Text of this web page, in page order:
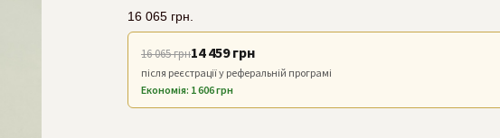
16 065 грн.
16 065 грн14 459 грн
після реєстрації у реферальній програмі
Економія: 1 606 грн